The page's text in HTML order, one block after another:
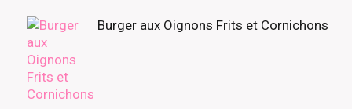
Burger aux Oignons Frits et Cornichons